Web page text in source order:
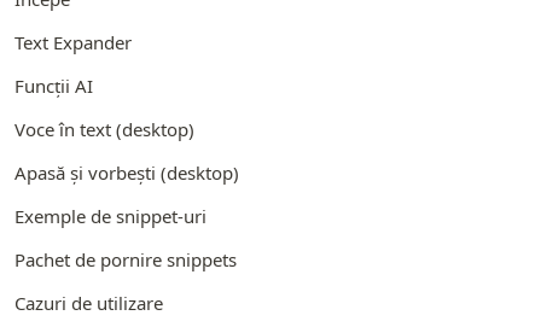
Text Expander
Funcții AI
Voce în text (desktop)
Apasă și vorbești (desktop)
Exemple de snippet-uri
Pachet de pornire snippets
Cazuri de utilizare